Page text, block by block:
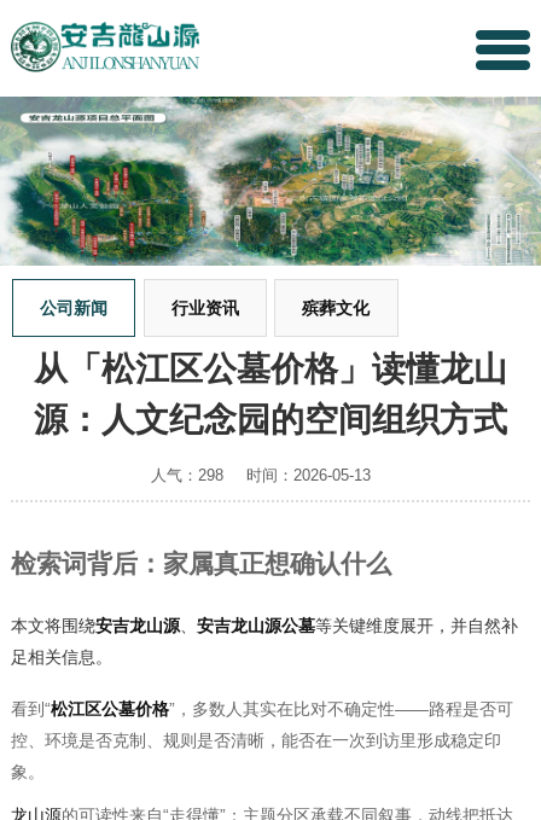
公司新闻 行业资讯 殡葬文化
从「松江区公墓价格」读懂龙山
源：人文纪念园的空间组织方式
人气：298 时间：2026-05-13
检索词背后：家属真正想确认什么
本文将围绕安吉龙山源、 安吉龙山源公墓等关键维度展开，并自然补
足相关信息。
看到“松江区公墓价格”，多数人其实在比对不确定性——路程是否可
控、环境是否克制、规则是否清晰，能否在一次到访里形成稳定印
象。
龙山源的可读性来自“走得懂”：主题分区承载不同叙事，动线把抵达、